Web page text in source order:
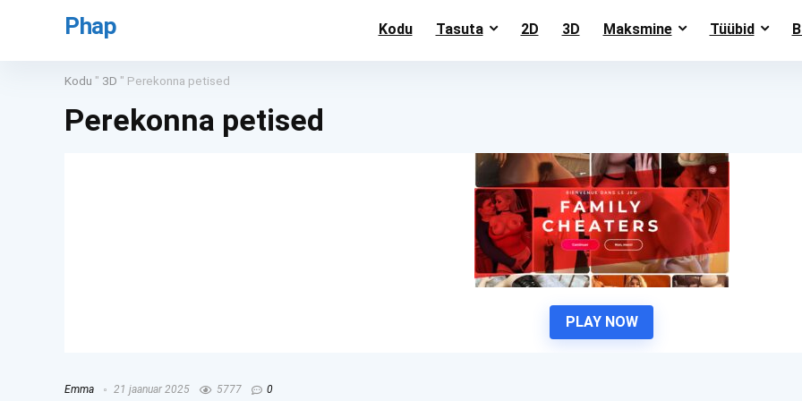
Phap Kodu Tasuta 2D 3D Maksmine Tüübid
Kodu " 3D " Perekonna petised
Perekonna petised
PLAY NOW
Emma 21 jaanuar 2025 5777 0